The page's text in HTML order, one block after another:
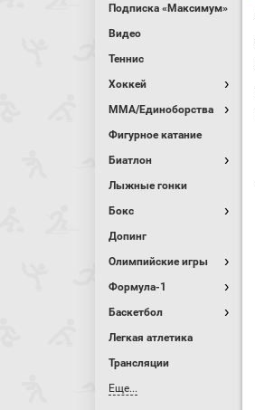
Подписка «Максимум»
Видео
Теннис
Хоккей
MMA/Единоборства
Фигурное катание
Биатлон
Лыжные гонки
Бокс
Допинг
Олимпийские игры
Формула-1
Баскетбол
Легкая атлетика
Трансляции
Еще...